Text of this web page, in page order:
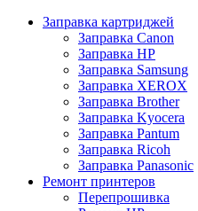
Заправка картриджей
Заправка Canon
Заправка HP
Заправка Samsung
Заправка XEROX
Заправка Brother
Заправка Kyocera
Заправка Pantum
Заправка Ricoh
Заправка Panasonic
Ремонт принтеров
Перепрошивка